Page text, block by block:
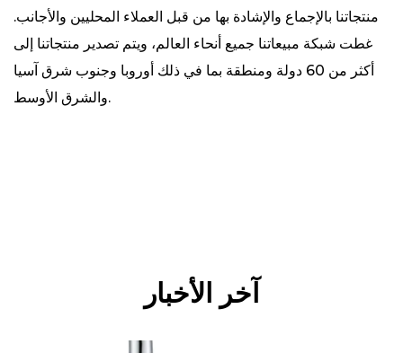
منتجاتنا بالإجماع والإشادة بها من قبل العملاء المحليين والأجانب.
غطت شبكة مبيعاتنا جميع أنحاء العالم، ويتم تصدير منتجاتنا إلى
أكثر من 60 دولة ومنطقة بما في ذلك أوروبا وجنوب شرق آسيا
والشرق الأوسط.
آخر الأخبار